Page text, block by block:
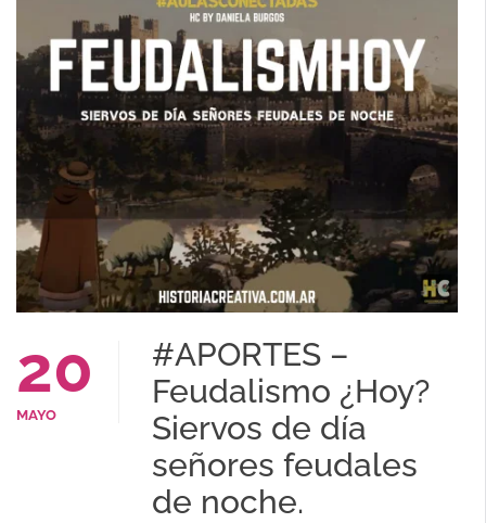
20
MAYO
#APORTES –
Feudalismo ¿Hoy?
Siervos de día
señores feudales
de noche.